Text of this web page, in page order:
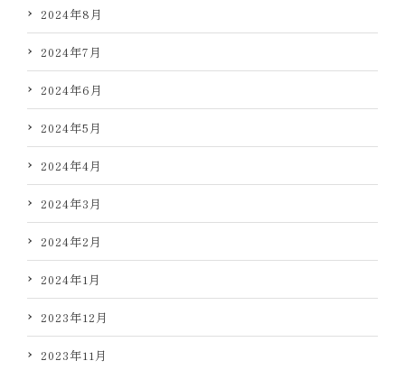
2024年8月
2024年7月
2024年6月
2024年5月
2024年4月
2024年3月
2024年2月
2024年1月
2023年12月
2023年11月